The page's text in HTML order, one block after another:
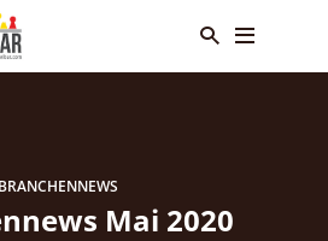
BRANCHENNEWS
Mai 2020